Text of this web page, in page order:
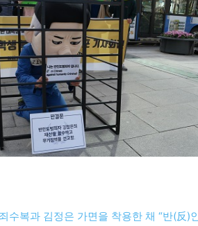
수복과 김정은 가면을 착용한 채 “반(反)